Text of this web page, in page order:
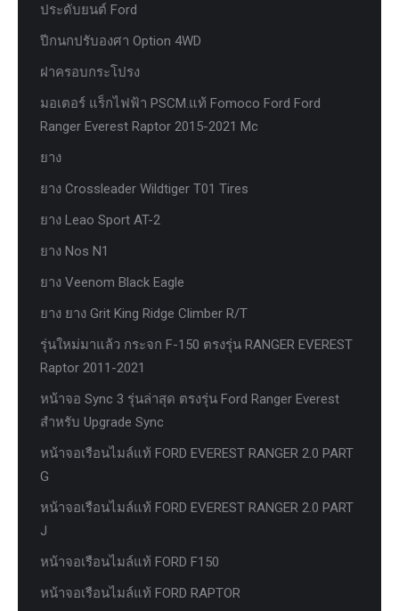
ประดับยนต์ Ford
ปีกนกปรับองศา Option 4WD
ฝาครอบกระโปรง
มอเตอร์ แร็กไฟฟ้า PSCM.แท้ Fomoco Ford Ford
Ranger Everest Raptor 2015-2021 Mc
ยาง
ยาง Crossleader Wildtiger T01 Tires
ยาง Leao Sport AT-2
ยาง Nos N1
ยาง Veenom Black Eagle
ยาง ยาง Grit King Ridge Climber R/T
รุ่นใหม่มาแล้ว กระจก F-150 ตรงรุ่น RANGER EVEREST
Raptor 2011-2021
หน้าจอ Sync 3 รุ่นล่าสุด ตรงรุ่น Ford Ranger Everest
สำหรับ Upgrade Sync
หน้าจอเรือนไมล์แท้ FORD EVEREST RANGER 2.0 PART
G
หน้าจอเรือนไมล์แท้ FORD EVEREST RANGER 2.0 PART
J
หน้าจอเรือนไมล์แท้ FORD F150
หน้าจอเรือนไมล์แท้ FORD RAPTOR